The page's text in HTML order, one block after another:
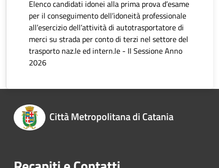
Elenco candidati idonei alla prima prova d’esame
per il conseguimento dell’idoneità professionale
all’esercizio dell’attività di autotrasportatore di
merci su strada per conto di terzi nel settore del
trasporto naz.le ed intern.le - II Sessione Anno
2026
Città Metropolitana di Catania